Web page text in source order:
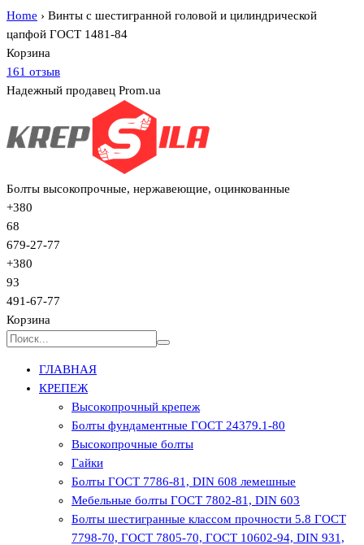
Home › Винты с шестигранной головой и цилиндрической
цапфой ГОСТ 1481-84
Корзина
161 отзыв
Надежный продавец Prom.ua
Болты высокопрочные, нержавеющие, оцинкованные
+380
68
679-27-77
+380
93
491-67-77
Корзина
ГЛАВНАЯ
КРЕПЕЖ
Высокопрочный крепеж
Болты фундаментные ГОСТ 24379.1-80
Высокопрочные болты
Гайки
Болты ГОСТ 7786-81, DIN 608 лемешные
Мебельные болты ГОСТ 7802-81, DIN 603
Болты шестигранные классом прочности 5.8 ГОСТ
7798-70, ГОСТ 7805-70, ГОСТ 10602-94, DIN 931,